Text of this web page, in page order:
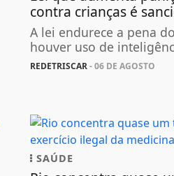
contra crianças é
A lei endurece a pena
houver uso de
REDETRISCAR- 06 DE AGOSTO
SAÚDE